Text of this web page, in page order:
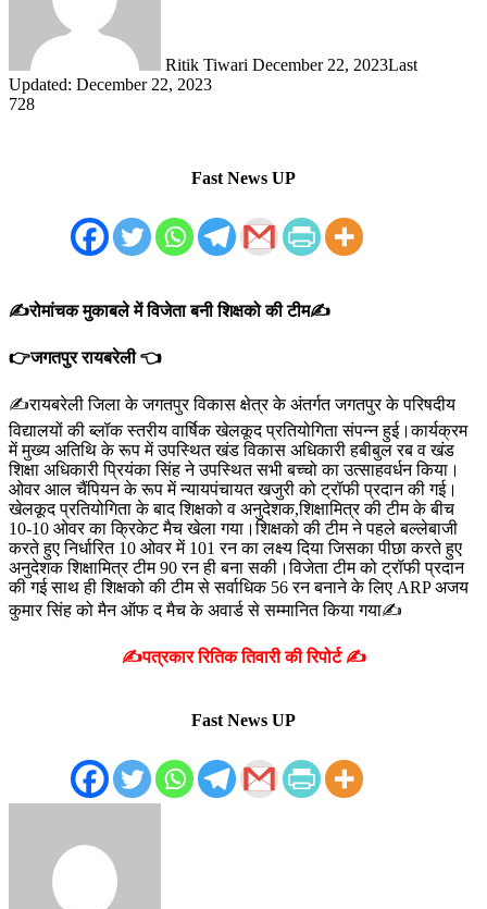
Ritik Tiwari December 22, 2023Last
Updated: December 22, 2023
728
Fast News UP
✍️रोमांचक मुकाबले में विजेता बनी शिक्षको की टीम✍️
👉जगतपुर रायबरेली 👈
✍️रायबरेली जिला के जगतपुर विकास क्षेत्र के अंतर्गत जगतपुर के परिषदीय
विद्यालयों की ब्लॉक स्तरीय वार्षिक खेलकूद प्रतियोगिता संपन्न हुई।कार्यक्रम
में मुख्य अतिथि के रूप में उपस्थित खंड विकास अधिकारी हबीबुल रब व खंड
शिक्षा अधिकारी प्रियंका सिंह ने उपस्थित सभी बच्चो का उत्साहवर्धन किया।
ओवर आल चैंपियन के रूप में न्यायपंचायत खजुरी को ट्रॉफी प्रदान की गई।
खेलकूद प्रतियोगिता के बाद शिक्षको व अनुदेशक,शिक्षामित्र की टीम के बीच
10-10 ओवर का क्रिकेट मैच खेला गया।शिक्षको की टीम ने पहले बल्लेबाजी
करते हुए निर्धारित 10 ओवर में 101 रन का लक्ष्य दिया जिसका पीछा करते हुए
अनुदेशक शिक्षामित्र टीम 90 रन ही बना सकी।विजेता टीम को ट्रॉफी प्रदान
की गई साथ ही शिक्षको की टीम से सर्वाधिक 56 रन बनाने के लिए ARP अजय
कुमार सिंह को मैन ऑफ द मैच के अवार्ड से सम्मानित किया गया✍️
✍️पत्रकार रितिक तिवारी की रिपोर्ट ✍️
Fast News UP